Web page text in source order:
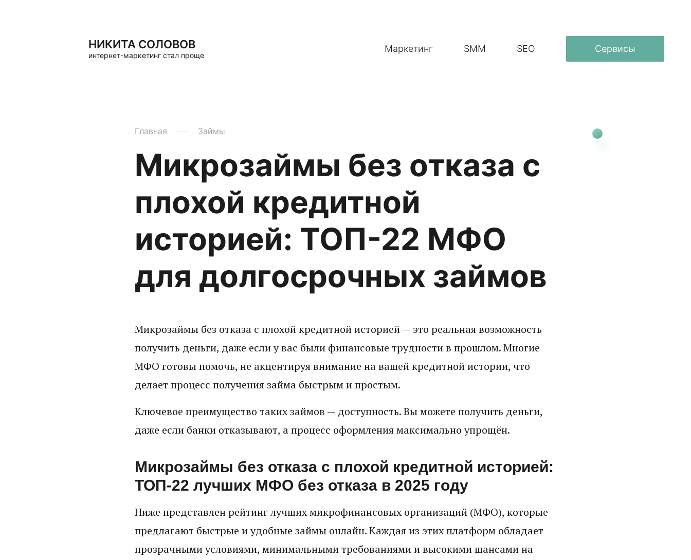
НИКИТА СОЛОВОВ
интернет-маркетинг стал проще
Маркетинг SMM SEO Сервисы
Главная Займы
Микрозаймы без отказа с
плохой кредитной
историей: ТОП-22 МФО
для долгосрочных займов
Микрозаймы без отказа с плохой кредитной историей — это реальная возможность
получить деньги, даже если у вас были финансовые трудности в прошлом. Многие
МФО готовы помочь, не акцентируя внимание на вашей кредитной истории, что
делает процесс получения займа быстрым и простым.
Ключевое преимущество таких займов — доступность. Вы можете получить деньги,
даже если банки отказывают, а процесс оформления максимально упрощён.
Микрозаймы без отказа с плохой кредитной историей:
ТОП-22 лучших МФО без отказа в 2025 году
Ниже представлен рейтинг лучших микрофинансовых организаций (МФО), которые
предлагают быстрые и удобные займы онлайн. Каждая из этих платформ обладает
прозрачными условиями, минимальными требованиями и высокими шансами на